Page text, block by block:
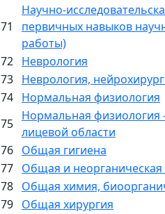
71
Научно-
первичных навыков
работы)
72 Неврология
73 Неврология,
74 Нормальная физиология
75
Нормальная физиология
лицевой области
76 Общая гигиена
77 Общая и
78 Общая химия,
79 Общая хирургия